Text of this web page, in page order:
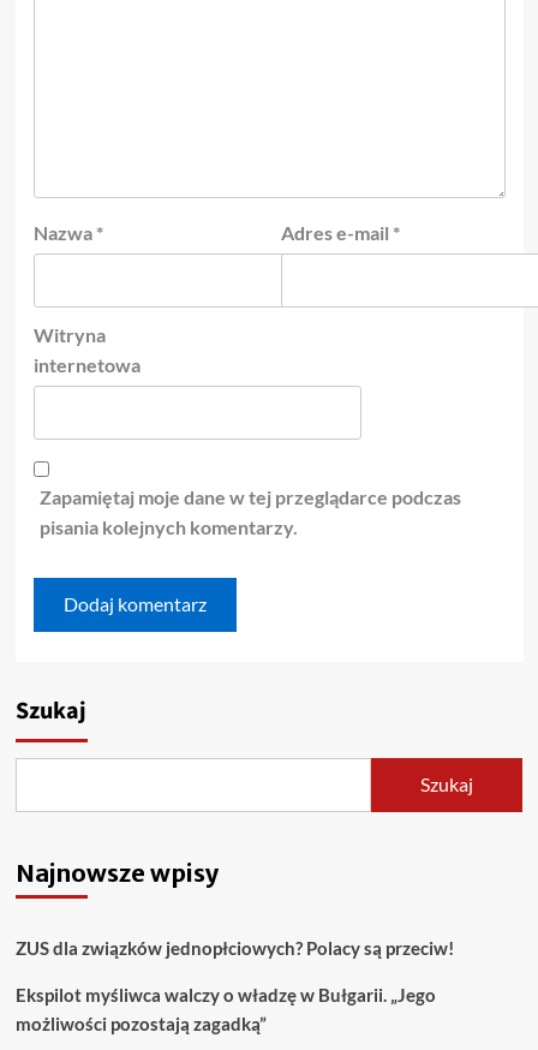
Nazwa * Adres e-mail *
Witryna
internetowa
Zapamiętaj moje dane w tej przeglądarce podczas
pisania kolejnych komentarzy.
Szukaj
Szukaj
Najnowsze wpisy
ZUS dla związków jednopłciowych? Polacy są przeciw!
Ekspilot myśliwca walczy o władzę w Bułgarii. „Jego
możliwości pozostają zagadką”